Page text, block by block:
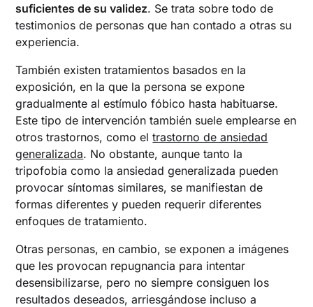
suficientes de su validez. Se trata sobre todo de
testimonios de personas que han contado a otras su
experiencia.
También existen tratamientos basados en la
exposición, en la que la persona se expone
gradualmente al estímulo fóbico hasta habituarse.
Este tipo de intervención también suele emplearse en
otros trastornos, como eltrastorno de ansiedad
generalizada. No obstante, aunque tanto la
tripofobia como la ansiedad generalizada pueden
provocar síntomas similares, se manifiestan de
formas diferentes y pueden requerir diferentes
enfoques de tratamiento.
Otras personas, en cambio, se exponen a imágenes
que les provocan repugnancia para intentar
desensibilizarse, pero no siempre consiguen los
resultados deseados, arriesgándose incluso a